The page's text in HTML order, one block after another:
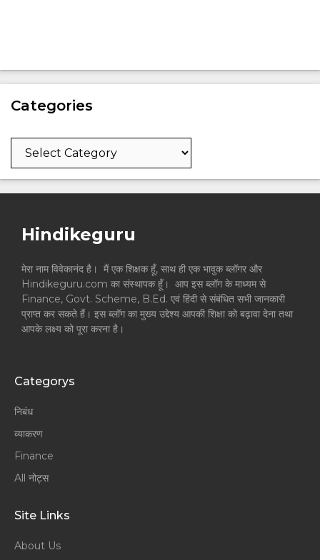
Categories
Categories
Hindikeguru
मेरा नाम विवेकानंद है। मैं एक शिक्षक हूँ, साथ ही एक भावुक ब्लॉगर और
Hindikeguru.com का संस्थापक हूँ। आप इस ब्लॉग के माध्यम से
Finance, Govt. Scheme, B.Ed. एवं हिंदी से संबंधित सभी जानकारी
प्राप्त कर सकते हैं। इस ब्लॉग का मुख्य उद्देश्य आपकी शिक्षा को बढ़ावा देना तथा
आपके लक्ष्य को पूरा करना है।
Categorys
निबंध
व्याकरण
Finance
All नोट्स
Site Links
About Us